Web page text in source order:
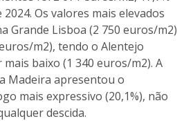
Os valores mais elevados
Grande Lisboa (2 750 euros/m2)
m2), tendo o Alentejo
baixo (1 340 euros/m2). A
Madeira apresentou o
mais expressivo (20,1%), não
descida.